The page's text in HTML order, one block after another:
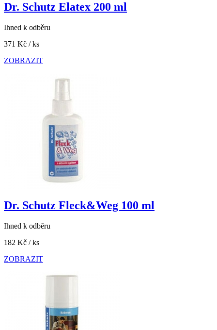
Dr. Schutz Elatex 200 ml
Ihned k odběru
371 Kč / ks
ZOBRAZIT
Dr. Schutz Fleck&Weg 100 ml
Ihned k odběru
182 Kč / ks
ZOBRAZIT